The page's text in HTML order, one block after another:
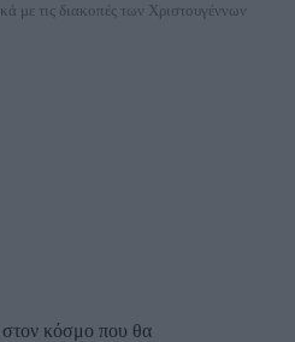
με τις διακοπές των Χριστουγέννων
στον κόσμο που θα